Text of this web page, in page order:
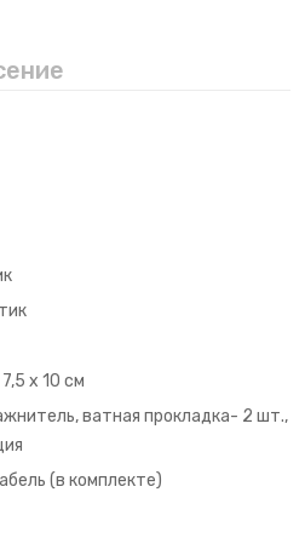
х 10 см
ватная прокладка- 2 шт.,
(в комплекте)